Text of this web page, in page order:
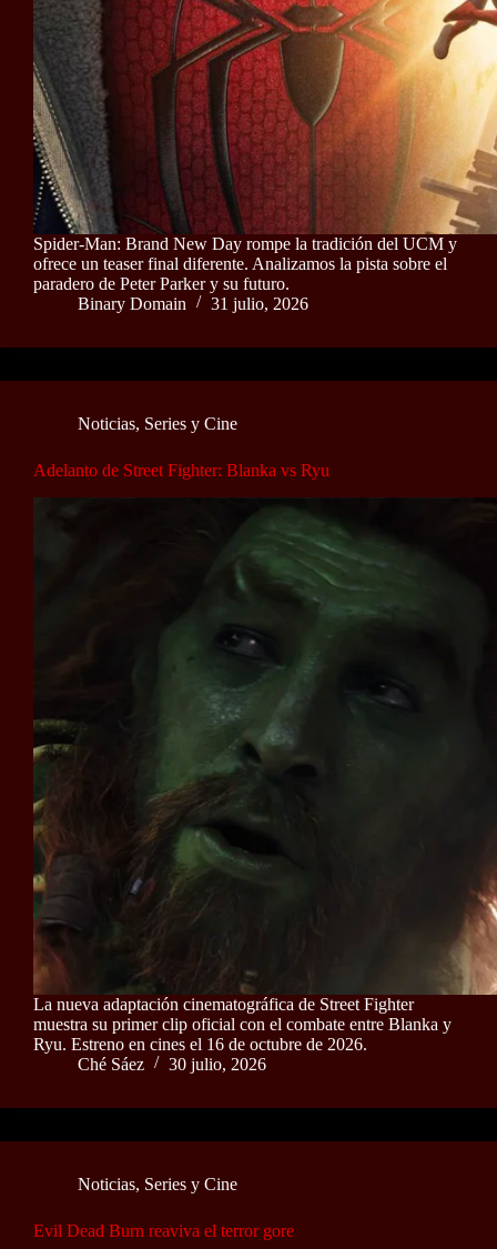
Spider-Man: Brand New Day rompe la tradición del UCM y
ofrece un teaser final diferente. Analizamos la pista sobre el
paradero de Peter Parker y su futuro.
Binary Domain
31 julio, 2026
Noticias, Series y Cine
Adelanto de Street Fighter: Blanka vs Ryu
La nueva adaptación cinematográfica de Street Fighter
muestra su primer clip oficial con el combate entre Blanka y
Ryu. Estreno en cines el 16 de octubre de 2026.
Ché Sáez
30 julio, 2026
Noticias, Series y Cine
Evil Dead Burn reaviva el terror gore